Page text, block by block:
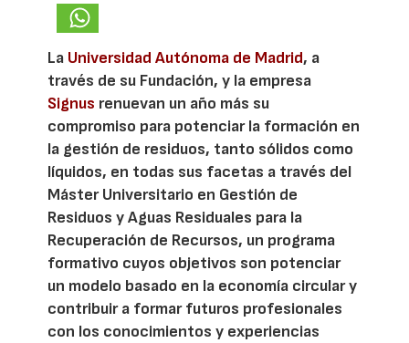
La Universidad Autónoma de Madrid, a
través de su Fundación, y la empresa
Signus renuevan un año más su
compromiso para potenciar la formación en
la gestión de residuos, tanto sólidos como
líquidos, en todas sus facetas a través del
Máster Universitario en Gestión de
Residuos y Aguas Residuales para la
Recuperación de Recursos, un programa
formativo cuyos objetivos son potenciar
un modelo basado en la economía circular y
contribuir a formar futuros profesionales
con los conocimientos y experiencias